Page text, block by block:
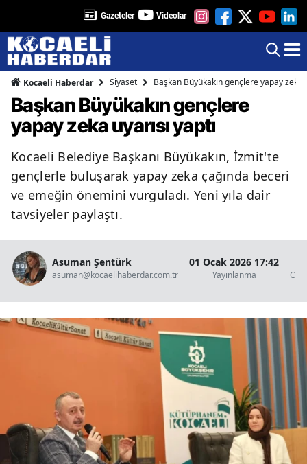
Gazeteler Videolar
Kocaeli Haberdar Siyaset Başkan Büyükakın gençlere yapay zeka
Başkan Büyükakın gençlere
yapay zeka uyarısı yaptı
Kocaeli Belediye Başkanı Büyükakın, İzmit'te
gençlerle buluşarak yapay zeka çağında beceri
ve emeğin önemini vurguladı. Yeni yıla dair
tavsiyeler paylaştı.
Asuman Şentürk
asuman@kocaelihaberdar.com.tr
01 Ocak 2026 17:42
Yayınlanma